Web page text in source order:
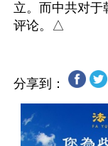
立。而中共对于
分享到：